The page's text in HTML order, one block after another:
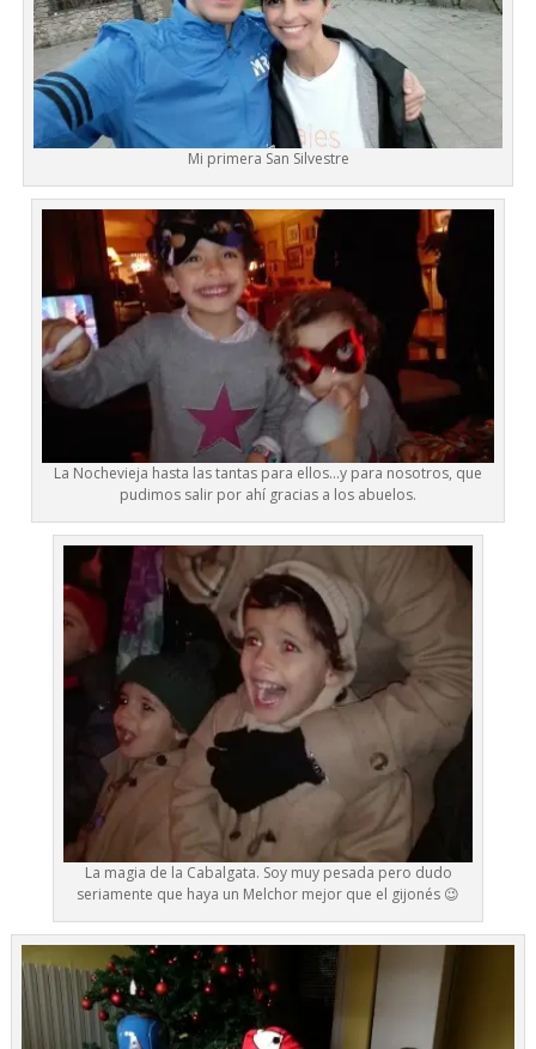
Mi primera San Silvestre
La Nochevieja hasta las tantas para ellos…y para nosotros, que
pudimos salir por ahí gracias a los abuelos.
La magia de la Cabalgata. Soy muy pesada pero dudo
seriamente que haya un Melchor mejor que el gijonés 😉